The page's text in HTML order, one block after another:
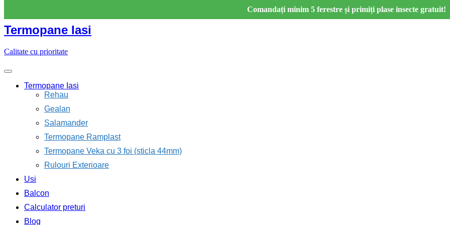
Comandați minim 5 ferestre și primiți plase insecte gratuit!
content
Termopane Iasi
Calitate cu prioritate
Termopane Iasi
Rehau
Gealan
Salamander
Termopane Ramplast
Termopane Veka cu 3 foi (sticla 44mm)
Rulouri Exterioare
Usi
Balcon
Calculator preturi
Blog